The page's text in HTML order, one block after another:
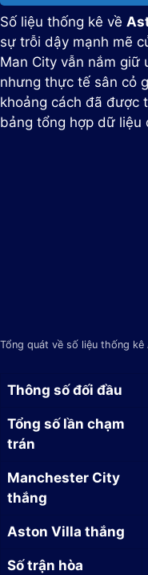
Số liệu thống kê về
sự trỗi dậy mạnh mẽ
Man City vẫn nắm giữ
nhưng thực tế sân cỏ
khoảng cách đã được
bảng tổng hợp dữ liệu
Tổng quát về số liệu thống
Thông số đối đầu
Tổng số lần chạm
trán
Manchester City
thắng
Aston Villa thắng
Số trận hòa